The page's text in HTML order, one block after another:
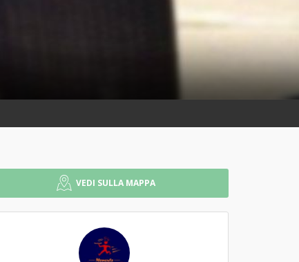
VEDI SULLA MAPPA